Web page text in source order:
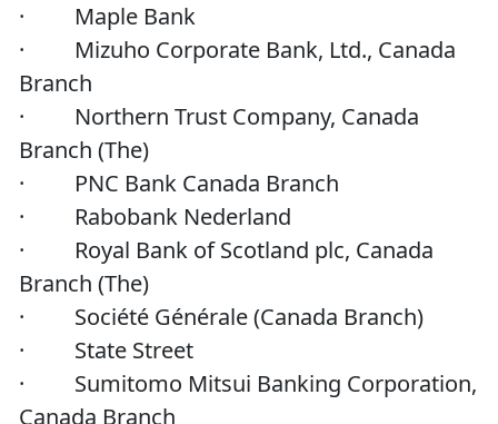
· Maple Bank
· Mizuho Corporate Bank, Ltd., Canada
Branch
· Northern Trust Company, Canada
Branch (The)
· PNC Bank Canada Branch
· Rabobank Nederland
· Royal Bank of Scotland plc, Canada
Branch (The)
· Société Générale (Canada Branch)
· State Street
· Sumitomo Mitsui Banking Corporation,
Canada Branch